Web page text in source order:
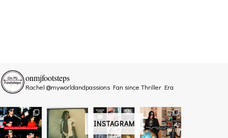
INSTAGRAM
onmjfootsteps
Rachel @myworldandpassions Fan since Thriller Era